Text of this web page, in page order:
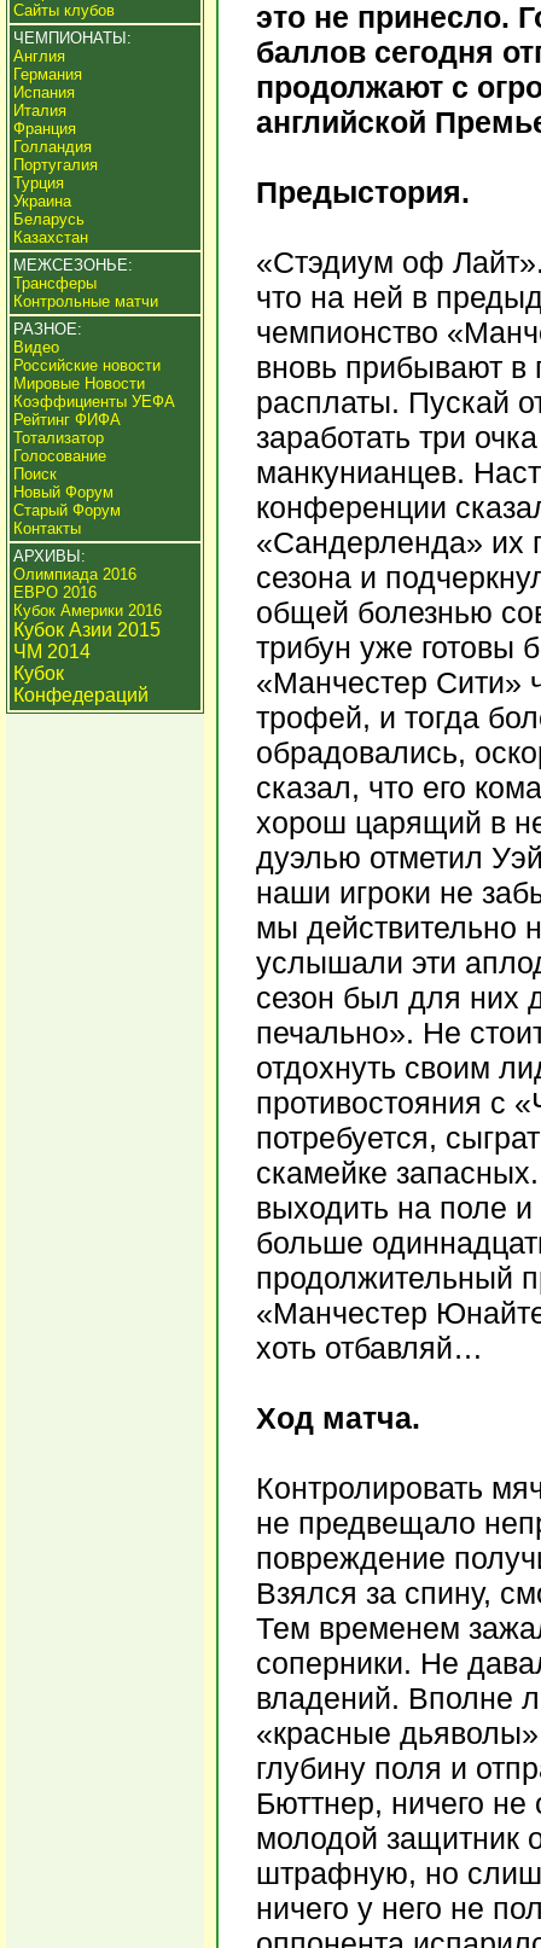
Сайты клубов
ЧЕМПИОНАТЫ:
Англия
Германия
Испания
Италия
Франция
Голландия
Португалия
Турция
Украина
Беларусь
Казахстан
МЕЖСЕЗОНЬЕ:
Трансферы
Контрольные матчи
РАЗНОЕ:
Видео
Российские новости
Мировые Новости
Коэффициенты УЕФА
Рейтинг ФИФА
Тотализатор
Голосование
Поиск
Новый Форум
Старый Форум
Контакты
АРХИВЫ:
Олимпиада 2016
ЕВРО 2016
Кубок Америки 2016
Кубок Азии 2015
ЧМ 2014
Кубок
Конфедераций
это не принесло.
баллов сегодня
продолжают с
английской
Предыстория.
«Стэдиум оф
что на ней в
чемпионство
вновь прибывают в
расплаты. Пускай
заработать три
манкунианцев.
конференции
«Сандерленда» их
сезона и
общей болезнью
трибун уже готовы
«Манчестер Сити»
трофей, и тогда
обрадовались,
сказал, что его
хорош царящий в
дуэлью отметил
наши игроки не
мы действительно
услышали эти
сезон был для них
печально». Не
отдохнуть своим
противостояния с
потребуется,
скамейке
выходить на поле
больше
продолжительный
«Манчестер
хоть отбавляй…
Ход матча.
Контролировать
не предвещало
повреждение
Взялся за спину,
Тем временем
соперники. Не
владений. Вполне
«красные
глубину поля и
Бюттнер, ничего не
молодой защитник
штрафную, но
ничего у него не